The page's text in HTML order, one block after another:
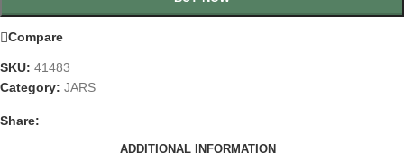
Compare
SKU: 41483
Category: JARS
Share:
ADDITIONAL INFORMATION